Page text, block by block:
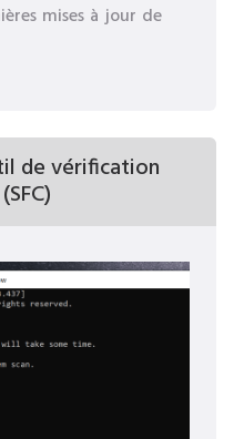
mises à jour de
de vérification